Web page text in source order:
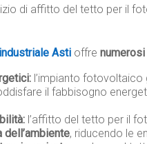
di affitto del tetto per il
Asti offre
l’impianto fotovoltaico
il fabbisogno
l’affitto del tetto per il
, riducendo le